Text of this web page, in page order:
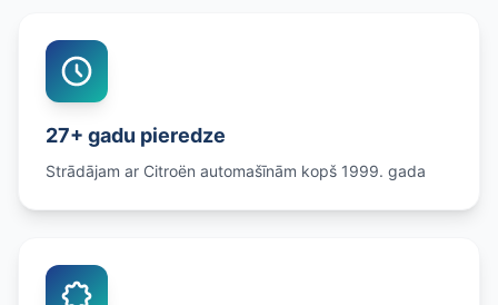
27+ gadu pieredze
Strādājam ar Citroën automašīnām kopš 1999. gada